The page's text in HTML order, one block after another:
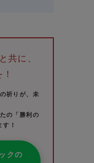
共に、
祈りが、未
の「勝利の
！
クの